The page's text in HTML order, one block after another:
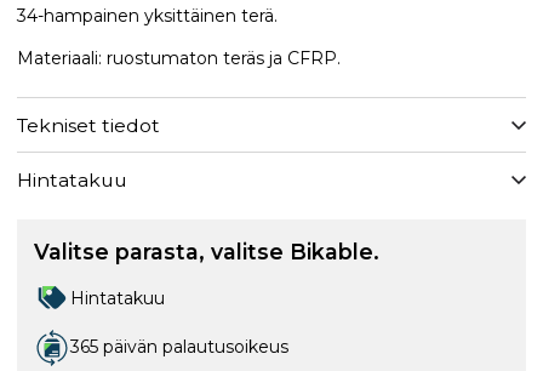
34-hampainen yksittäinen terä.
Materiaali: ruostumaton teräs ja CFRP.
Tekniset tiedot
Hintatakuu
Valitse parasta, valitse Bikable.
Hintatakuu
365 päivän palautusoikeus